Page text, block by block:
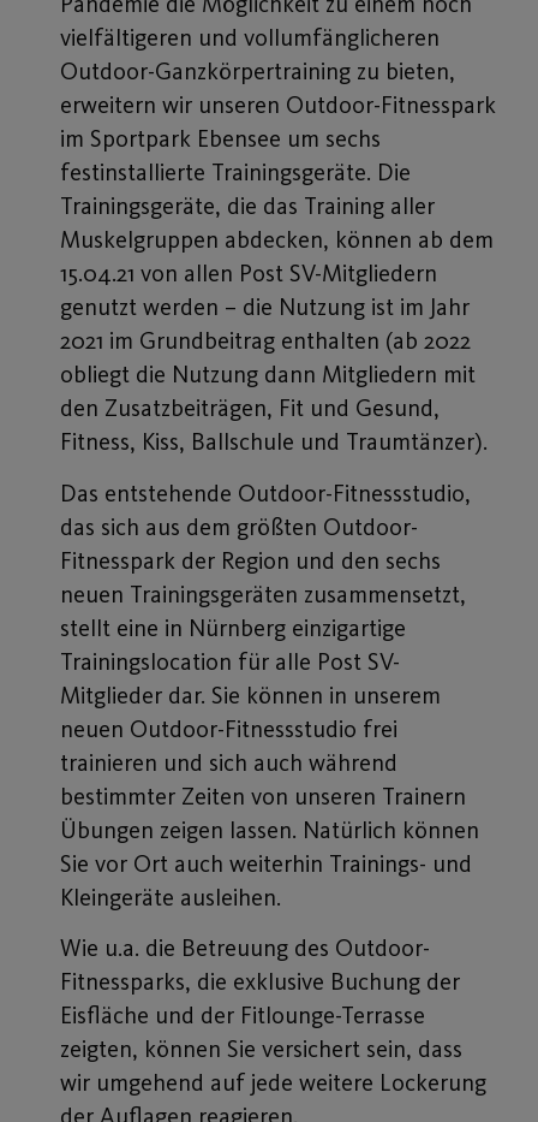
vielfältigeren und vollumfänglicheren
Outdoor-Ganzkörpertraining zu bieten,
erweitern wir unseren Outdoor-Fitnesspark
im Sportpark Ebensee um sechs
festinstallierte Trainingsgeräte. Die
Trainingsgeräte, die das Training aller
Muskelgruppen abdecken, können ab dem
15.04.21 von allen Post SV-Mitgliedern
genutzt werden – die Nutzung ist im Jahr
2021 im Grundbeitrag enthalten (ab 2022
obliegt die Nutzung dann Mitgliedern mit
den Zusatzbeiträgen, Fit und Gesund,
Fitness, Kiss, Ballschule und Traumtänzer).
Das entstehende Outdoor-Fitnessstudio,
das sich aus dem größten Outdoor-
Fitnesspark der Region und den sechs
neuen Trainingsgeräten zusammensetzt,
stellt eine in Nürnberg einzigartige
Trainingslocation für alle Post SV-
Mitglieder dar. Sie können in unserem
neuen Outdoor-Fitnessstudio frei
trainieren und sich auch während
bestimmter Zeiten von unseren Trainern
Übungen zeigen lassen. Natürlich können
Sie vor Ort auch weiterhin Trainings- und
Kleingeräte ausleihen.
Wie u.a. die Betreuung des Outdoor-
Fitnessparks, die exklusive Buchung der
Eisfläche und der Fitlounge-Terrasse
zeigten, können Sie versichert sein, dass
wir umgehend auf jede weitere Lockerung
der Auflagen reagieren.